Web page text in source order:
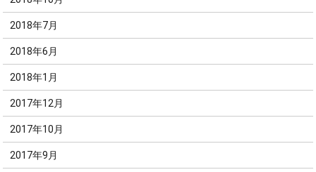
2018年7月
2018年6月
2018年1月
2017年12月
2017年10月
2017年9月